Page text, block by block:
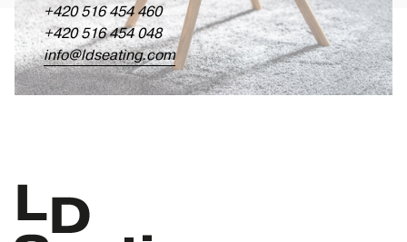
+420 516 454 460
+420 516 454 048
info@ldseating.com